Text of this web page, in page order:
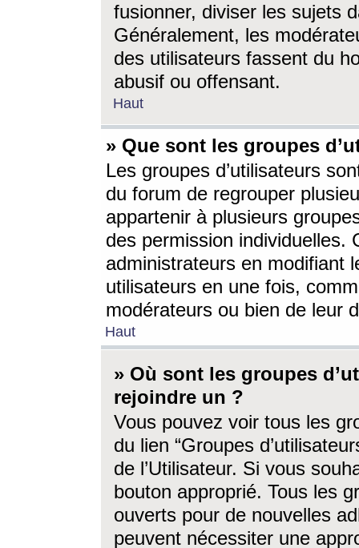
fusionner, diviser les sujets
Généralement, les
des utilisateurs fassent du
abusif ou offensant.
Haut
» Que sont les groupes
Les groupes d’utilisateurs
du forum de regrouper
appartenir à plusieurs
des permission individuelles.
administrateurs en modifiant
utilisateurs en une fois,
modérateurs ou bien de leur
Haut
» Où sont les groupes
rejoindre un ?
Vous pouvez voir tous les
du lien “Groupes
de l’Utilisateur. Si vous
bouton approprié. Tous les
ouverts pour de nouvelles
peuvent nécessiter une